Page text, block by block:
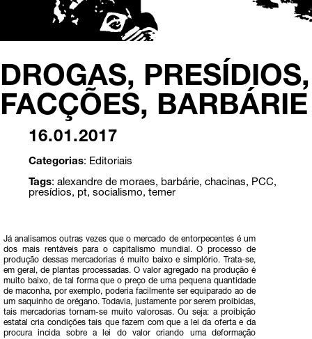
DROGAS, PRESÍDIOS,
FACÇÕES, BARBÁRIE
16.01.2017
Categorias: Editoriais
Tags: alexandre de moraes, barbárie, chacinas, PCC,
presídios, pt, socialismo, temer
Já analisamos outras vezes que o mercado de entorpecentes é um
dos mais rentáveis para o capitalismo mundial. O processo de
produção dessas mercadorias é muito baixo e simplório. Trata-se,
em geral, de plantas processadas. O valor agregado na produção é
muito baixo, de tal forma que o preço de uma pequena quantidade
de maconha, por exemplo, poderia facilmente ser equiparado ao de
um saquinho de orégano. Todavia, justamente por serem proibidas,
tais mercadorias tornam-se muito valorosas. Ou seja: a proibição
estatal cria condições tais que fazem com que a lei da oferta e da
procura incida sobre a lei do valor criando uma deformação